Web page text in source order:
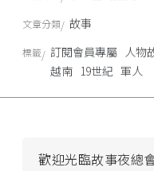
歡迎光臨故事夜總
文章分類 故事
標籤 訂閱會員專屬 人物
越南 19世紀 軍人